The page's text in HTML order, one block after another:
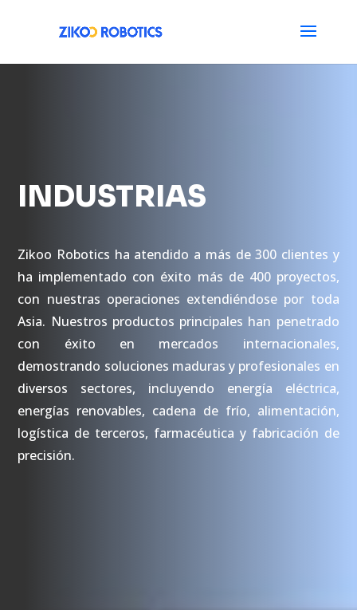
INDUSTRIAS
Zikoo Robotics ha atendido a más de 300 clientes y
ha implementado con éxito más de 400 proyectos,
con nuestras operaciones extendiéndose por toda
Asia. Nuestros productos principales han penetrado
con éxito en mercados internacionales,
demostrando soluciones maduras y profesionales en
diversos sectores, incluyendo energía eléctrica,
energías renovables, cadena de frío, alimentación,
logística de terceros, farmacéutica y fabricación de
precisión.